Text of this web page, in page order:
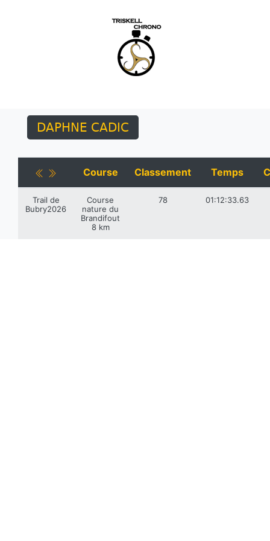
DAPHNE CADIC
Course Classement Temps
Trail de
Bubry2026
Course
nature du
Brandifout
8 km
78 01:12:33.63